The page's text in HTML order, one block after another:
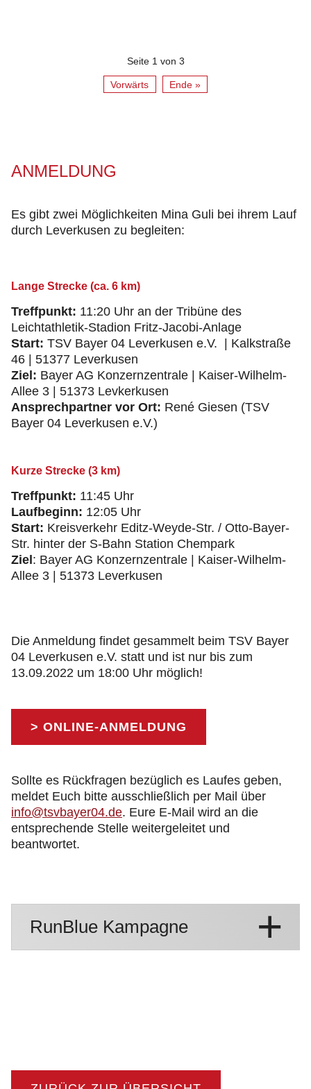
Seite 1 von 3
Vorwärts Ende »
ANMELDUNG
Es gibt zwei Möglichkeiten Mina Guli bei ihrem Lauf
durch Leverkusen zu begleiten:
Lange Strecke (ca. 6 km)
Treffpunkt: 11:20 Uhr an der Tribüne des
Leichtathletik-Stadion Fritz-Jacobi-Anlage
Start: TSV Bayer 04 Leverkusen e.V. | Kalkstraße
46 | 51377 Leverkusen
Ziel: Bayer AG Konzernzentrale | Kaiser-Wilhelm-
Allee 3 | 51373 Levkerkusen
Ansprechpartner vor Ort: René Giesen (TSV
Bayer 04 Leverkusen e.V.)
Kurze Strecke (3 km)
Treffpunkt: 11:45 Uhr
Laufbeginn: 12:05 Uhr
Start: Kreisverkehr Editz-Weyde-Str. / Otto-Bayer-
Str. hinter der S-Bahn Station Chempark
Ziel : Bayer AG Konzernzentrale | Kaiser-Wilhelm-
Allee 3 | 51373 Leverkusen
Die Anmeldung findet gesammelt beim TSV Bayer
04 Leverkusen e.V. statt und ist nur bis zum
13.09.2022 um 18:00 Uhr möglich!
> ONLINE-ANMELDUNG
Sollte es Rückfragen bezüglich es Laufes geben,
meldet Euch bitte ausschließlich per Mail über
info@tsvbayer04.de. Eure E-Mail wird an die
entsprechende Stelle weitergeleitet und
beantwortet.
RunBlue Kampagne